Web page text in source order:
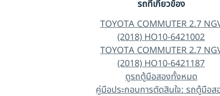
รถที่เกี่ยวข้อง
TOYOTA COMMUTER 2.7
(2018) HO10-6421002
TOYOTA COMMUTER 2.7
(2018) HO10-6421187
ดูรถตู้มือสองทั้งหมด
คู่มือประกอบการตัดสินใจ: รถตู้มือส